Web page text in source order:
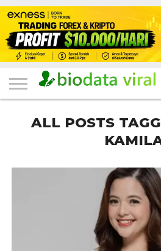
HOME
FILTER
KATEGORI
IKLAN
GRATIS
TERVIRAL
TRADING
KOMUNITAS
BERITA
BISNIS
LAINNYA
ALL POSTS